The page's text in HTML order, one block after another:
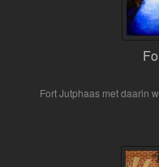
Fort Jutphaas met daarin